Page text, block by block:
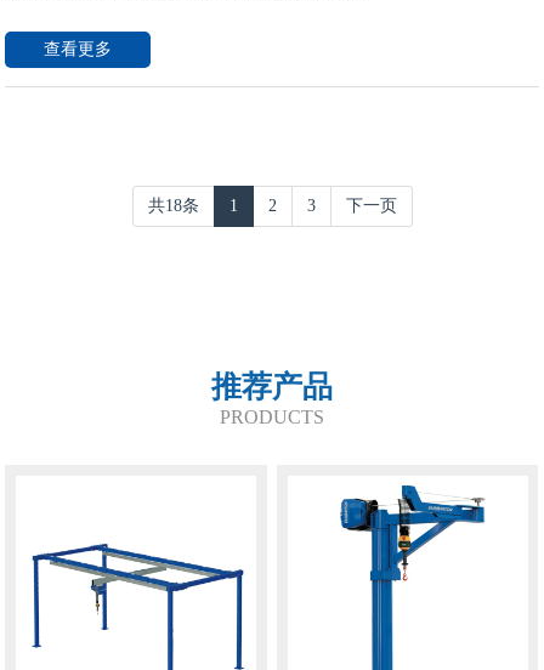
查看更多
共18条 1 2 3 下一页
推荐产品
PRODUCTS